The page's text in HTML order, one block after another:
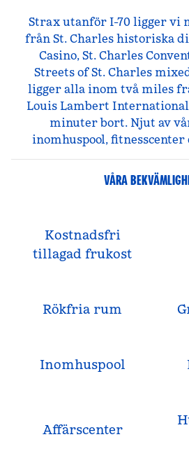
Strax utanför I-70 ligger vi
från St. Charles historiska
Casino, St. Charles
Streets of St. Charles
ligger alla inom två miles
Louis Lambert
minuter bort. Njut av
inomhuspool, fitnesscenter
VÅRA
Kostnadsfri
tillagad frukost
Rökfria rum
Inomhuspool
Affärscenter